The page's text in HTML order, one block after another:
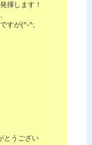
揮します！
すが(^-^;
とうござい